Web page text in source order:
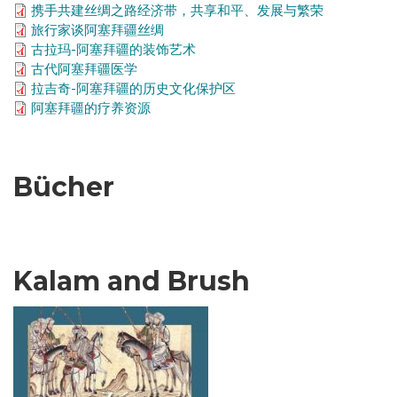
携手共建丝绸之路经济带，共享和平、发展与繁荣
旅行家谈阿塞拜疆丝绸
古拉玛-阿塞拜疆的装饰艺术
古代阿塞拜疆医学
拉吉奇-阿塞拜疆的历史文化保护区
阿塞拜疆的疗养资源
Bücher
Kalam and Brush